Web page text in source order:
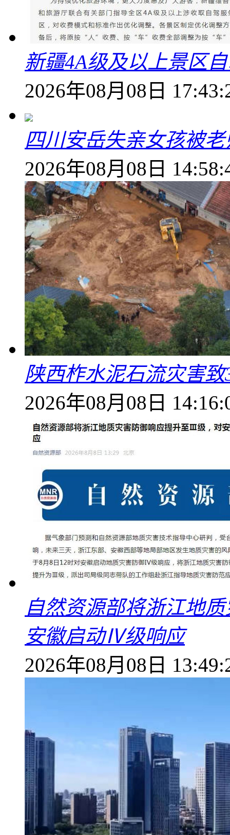
新疆4A级及以上景区
2026年08月08日
四川安岳失亲女孩被
2026年08月08日
陕西柞水泥石流灾害
2026年08月08日
自然资源部将浙江地
安徽启动Ⅳ级响应
2026年08月08日